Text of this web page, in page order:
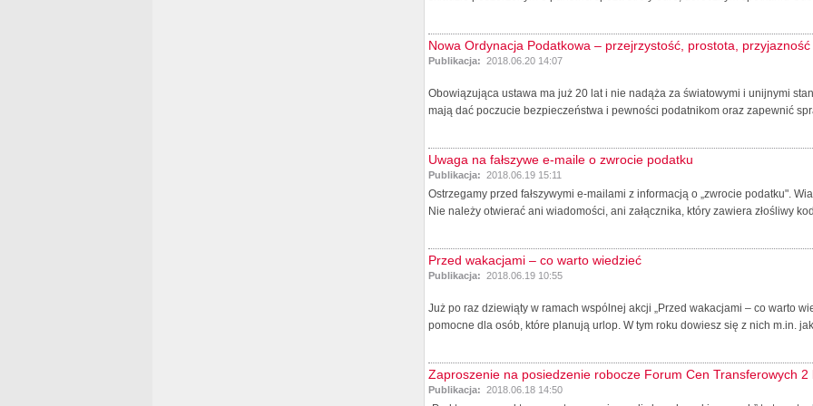
Nowa Ordynacja Podatkowa – przejrzystość, prostota, przyjazność
Publikacja: 2018.06.20 14:07
Obowiązująca ustawa ma już 20 lat i nie nadąża za światowymi i unijnymi
mają dać poczucie bezpieczeństwa i pewności podatnikom oraz zapewnić
Uwaga na fałszywe e-maile o zwrocie podatku
Publikacja: 2018.06.19 15:11
Ostrzegamy przed fałszywymi e-mailami z informacją o „zwrocie podatku".
Nie należy otwierać ani wiadomości, ani załącznika, który zawiera złośliwy
Przed wakacjami – co warto wiedzieć
Publikacja: 2018.06.19 10:55
Już po raz dziewiąty w ramach wspólnej akcji „Przed wakacjami – co warto
pomocne dla osób, które planują urlop. W tym roku dowiesz się z nich m.in.
Zaproszenie na posiedzenie robocze Forum Cen Transferowych 2
Publikacja: 2018.06.18 14:50